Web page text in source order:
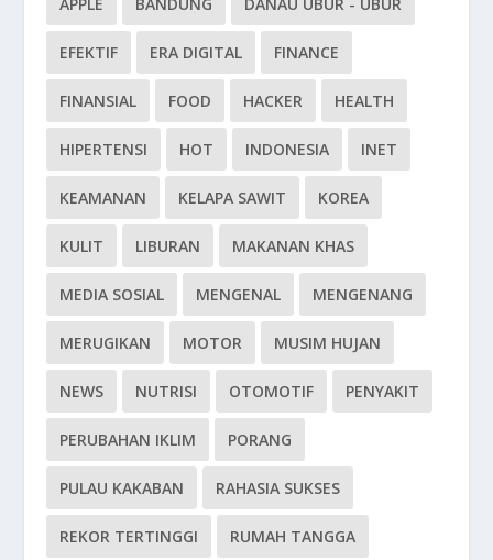
EFEKTIF ERA DIGITAL FINANCE
FINANSIAL FOOD HACKER HEALTH
HIPERTENSI HOT INDONESIA INET
KEAMANAN KELAPA SAWIT KOREA
KULIT LIBURAN MAKANAN KHAS
MEDIA SOSIAL MENGENAL MENGENANG
MERUGIKAN MOTOR MUSIM HUJAN
NEWS NUTRISI OTOMOTIF PENYAKIT
PERUBAHAN IKLIM PORANG
PULAU KAKABAN RAHASIA SUKSES
REKOR TERTINGGI RUMAH TANGGA